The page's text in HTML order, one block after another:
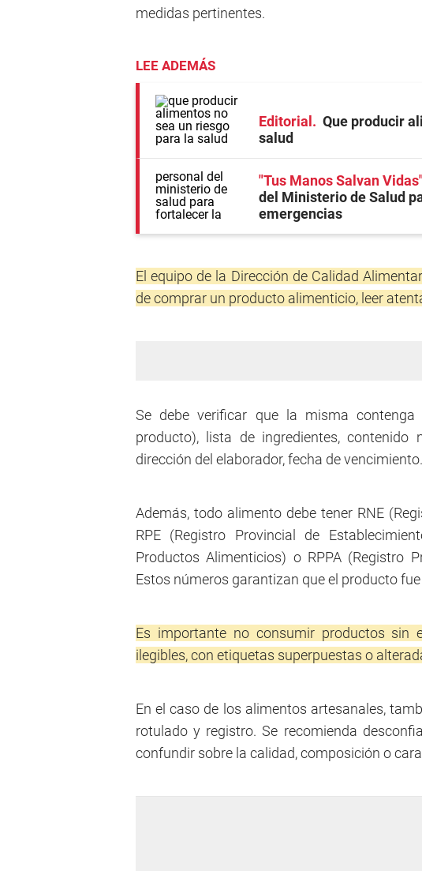
medidas pertinentes.
LEE ADEMÁS
Editorial
Que producir
salud
"Tus Manos Salvan
del Ministerio de Salud
emergencias
El equipo de la Dirección de Calidad
de comprar un producto alimenticio, leer
Se debe verificar que la misma
producto), lista de ingredientes,
dirección del elaborador, fecha de vencimiento.
Además, todo alimento debe tener RNE
RPE (Registro Provincial de
Productos Alimenticios) o RPPA (Registro
Estos números garantizan que el producto
Es importante no consumir productos sin
ilegibles, con etiquetas superpuestas o
En el caso de los alimentos artesanales,
rotulado y registro. Se recomienda
confundir sobre la calidad, composición o